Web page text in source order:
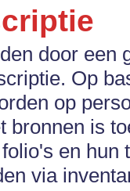
door een
Op
op
bronnen is
en
via